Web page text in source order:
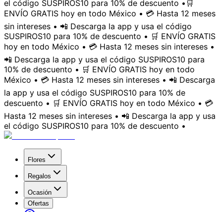
el código SUSPIROS10 para 10% de descuento • 🛒
ENVÍO GRATIS hoy en todo México • 💳 Hasta 12 meses
sin intereses • 📲 Descarga la app y usa el código
SUSPIROS10 para 10% de descuento • 🛒 ENVÍO GRATIS
hoy en todo México • 💳 Hasta 12 meses sin intereses •
📲 Descarga la app y usa el código SUSPIROS10 para
10% de descuento • 🛒 ENVÍO GRATIS hoy en todo
México • 💳 Hasta 12 meses sin intereses • 📲 Descarga
la app y usa el código SUSPIROS10 para 10% de
descuento • 🛒 ENVÍO GRATIS hoy en todo México • 💳
Hasta 12 meses sin intereses • 📲 Descarga la app y usa
el código SUSPIROS10 para 10% de descuento •
Flores
Regalos
Ocasión
Ofertas